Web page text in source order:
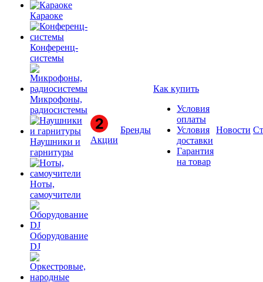
Караоке
Конференц-
системы
Микрофоны,
радиосистемы
Наушники и
гарнитуры
Ноты,
самоучители
Оборудование
DJ
Акции
Бренды
Как купить
Условия
оплаты
Условия
доставки
Гарантия
на товар
Новости